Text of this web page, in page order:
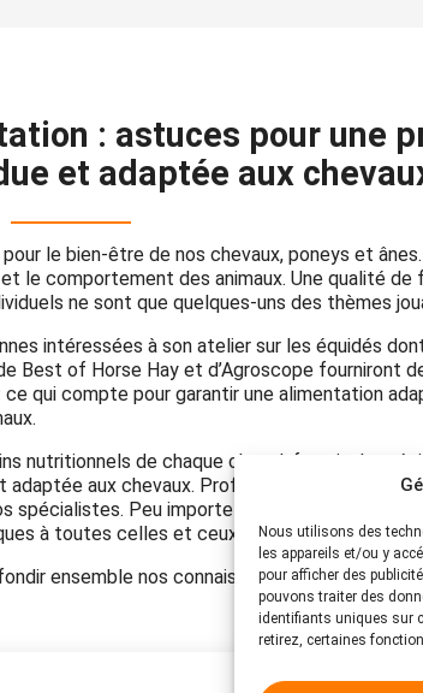
Nous utilisons des
les appareils et/ou y
pour afficher des
pouvons traiter des
identifiants uniques sur
retirez, certaines
: astuces pour une
et adaptée aux
le bien-être de nos chevaux, poneys et
le comportement des animaux. Une qualité de
ne sont que quelques-uns des thèmes
intéressées à son atelier sur les équidés
Best of Horse Hay et d’Agroscope fourniront
qui compte pour garantir une alimentation
nutritionnels de chaque cheval, fournit de
aux chevaux. Profitez de l’occasion de
Peu importe que vous ayez déjà de
à toutes celles et ceux souhaitant améliorer
ensemble nos connaissances en matière